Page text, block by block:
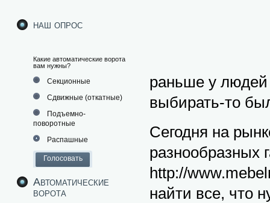
наш опрос
Какие автоматические ворота
вам нужны?
Секционные
Сдвижные (откатные)
Подъемно-
поворотные
Распашные
Автоматические
ворота
раньше у людей
выбирать-то
Сегодня на
разнообразных
http://
найти все, что